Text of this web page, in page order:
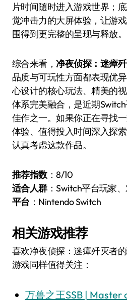
片时间随时进入游戏世界；
觉冲击力的大屏体验，让游
围得到更完整的呈现与释放。
综合来看，净夜侦探：迷瘴
品质与可玩性方面都表现优
心设计的核心玩法、精美的
体系完美融合，是近期
佳作之一。如果你正在寻找
体验、值得投入时间深入探
认真考虑这款作品。
推荐指数：8/10
适合人群：Switch平台玩家
平台 ：Nintendo Switch
相关游戏推荐
喜欢净夜侦探：迷瘴歼灭者
游戏同样值得关注：
万兽之王SSB | Master